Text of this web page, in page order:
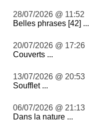
28/07/2026 @ 11:52
Belles phrases [42] ...
20/07/2026 @ 17:26
Couverts ...
13/07/2026 @ 20:53
Soufflet ...
06/07/2026 @ 21:13
Dans la nature ...